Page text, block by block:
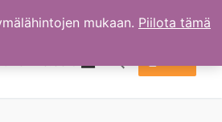
mukaan. Piilota tämä